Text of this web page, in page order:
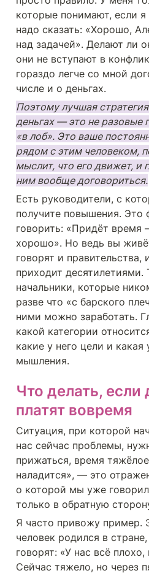
которые понимают, если
надо сказать: «Хорошо,
над задачей». Делают ли
они не вступают в
гораздо легче со мной
числе и о деньгах.
Поэтому лучшая
деньгах — это не разовые
«в лоб». Это ваше
рядом с этим человеком,
мыслит, что его движет, и
ним вообще договориться.
Есть руководители, с
получите повышения. Это
говорить: «Придёт время
хорошо». Но ведь вы
говорят и правительства,
приходит десятилетиями.
начальники, которые
разве что «с барского
ними можно заработать.
какой категории
какие у него цели и какая
мышления.
Что делать, если
платят вовремя
Ситуация, при которой
нас сейчас проблемы,
прижаться, время
наладится», — это
о которой мы уже
только в обратную
Я часто привожу пример.
человек родился в
говорят: «У нас всё плохо,
Сейчас тяжело, но через